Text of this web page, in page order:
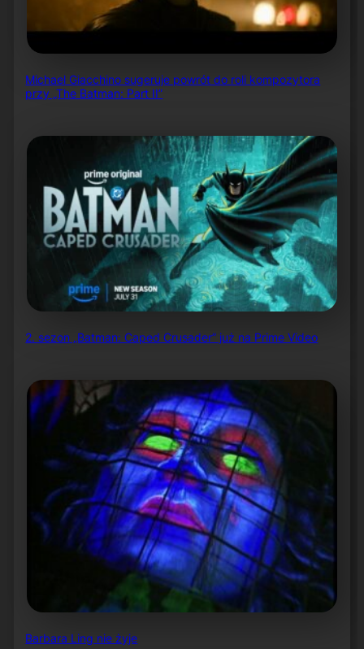
Michael Giacchino sugeruje powrót do roli kompozytora
przy „The Batman: Part II”
2. sezon „Batman: Caped Crusader” już na Prime Video
Barbara Ling nie żyje